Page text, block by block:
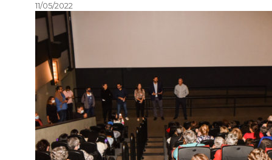
11/05/2022